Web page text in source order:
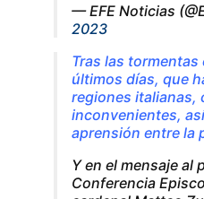
— EFE Noticias
2023
Tras las
últimos días, que
regiones italianas,
inconvenientes,
aprensión entre la
Y en el mensaje al
Conferencia